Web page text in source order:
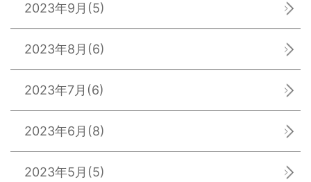
2023年9月 (5)
2023年8月 (6)
2023年7月 (6)
2023年6月 (8)
2023年5月 (5)